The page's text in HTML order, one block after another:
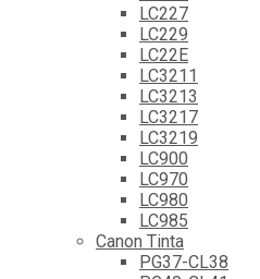
LC227
LC229
LC22E
LC3211
LC3213
LC3217
LC3219
LC900
LC970
LC980
LC985
Canon Tinta
PG37-CL38